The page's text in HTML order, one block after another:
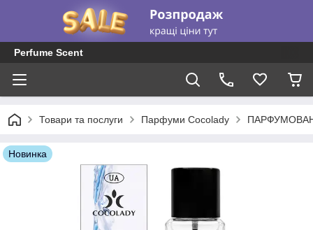
Perfume Scent
Товари та послуги Парфуми Cocolady
Новинка